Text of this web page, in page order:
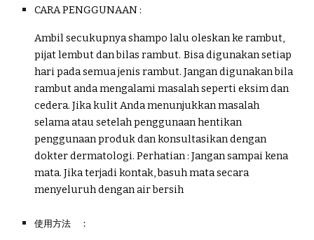
CARA PENGGUNAAN :
Ambil secukupnya shampo lalu oleskan ke rambut,
pijat lembut dan bilas rambut. Bisa digunakan setiap
hari pada semua jenisrambut. Jangan digunakan bila
rambut anda mengalami masalah seperti eksim dan
cedera. Jika kulit Anda menunjukkan masalah
selama atau setelah penggunaan hentikan
penggunaan produk dan konsultasikan dengan
dokter dermatologi.Perhatian : Jangan sampai kena
mata. Jika terjadi kontak, basuh mata secara
menyeluruh dengan air bersih
使用方法 ：